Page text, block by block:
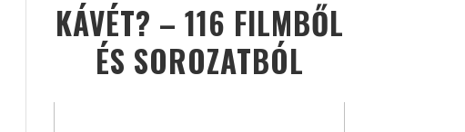
KÁVÉT? – 116 FILMBŐL
ÉS SOROZATBÓL